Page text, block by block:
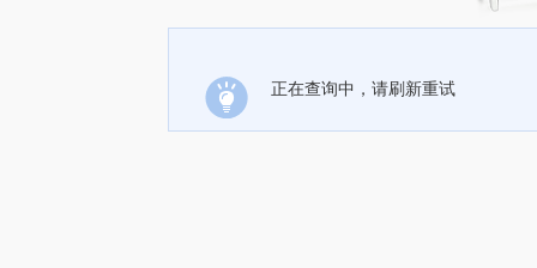
正在查询中，请刷新重试